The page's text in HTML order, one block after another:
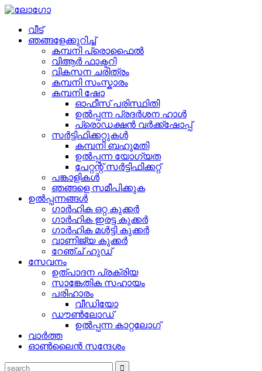
വീട്
ഞങ്ങളേക്കുറിച്ച്
കമ്പനി പ്രൊഫൈൽ
വിആർ ഫാക്ടറി
വികസന ചരിത്രം
കമ്പനി സംസ്കാരം
കമ്പനി ഷോ
ഓഫീസ് പരിസ്ഥിതി
ഉൽപ്പന്ന പ്രദർശന ഹാൾ
പ്രൊഡക്ഷൻ വർക്ക്ഷോപ്പ്
സർട്ടിഫിക്കറ്റുകൾ
കമ്പനി ബഹുമതി
ഉൽപ്പന്ന യോഗ്യത
പേറ്റന്റ് സർട്ടിഫിക്കറ്റ്
പങ്കാളികൾ
ഞങ്ങളെ സമീപിക്കുക
ഉൽപ്പന്നങ്ങൾ
ഗാർഹിക ഒറ്റ കുക്കർ
ഗാർഹിക ഇരട്ട കുക്കർ
ഗാർഹിക മൾട്ടി കുക്കർ
വാണിജ്യ കുക്കർ
റേഞ്ച് ഹുഡ്
സേവനം
ഉത്പാദന പ്രക്രിയ
സാങ്കേതിക സഹായം
പരിഹാരം
വീഡിയോ
ഡൗൺലോഡ്
ഉൽപ്പന്ന കാറ്റലോഗ്
വാർത്ത
ഓൺലൈൻ സന്ദേശം